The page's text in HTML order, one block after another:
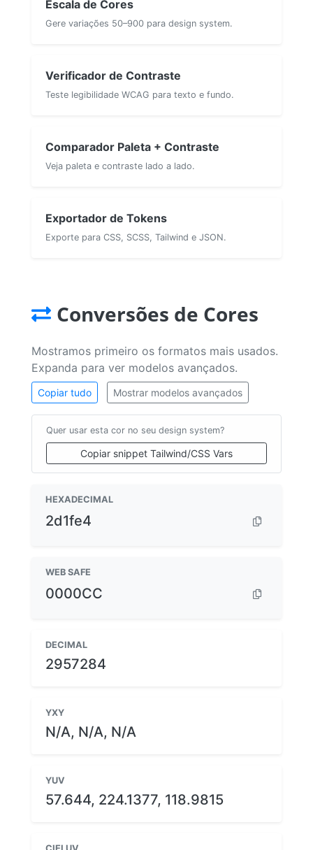
Escala de Cores
Gere variações 50–900 para design system.
Verificador de Contraste
Teste legibilidade WCAG para texto e fundo.
Comparador Paleta + Contraste
Veja paleta e contraste lado a lado.
Exportador de Tokens
Exporte para CSS, SCSS, Tailwind e JSON.
Conversões de Cores
Mostramos primeiro os formatos mais usados.
Expanda para ver modelos avançados.
Copiar tudo Mostrar modelos avançados
Quer usar esta cor no seu design system?
Copiar snippet Tailwind/CSS Vars
HEXADECIMAL
2d1fe4
WEB SAFE
0000CC
DECIMAL
2957284
YXY
N/A, N/A, N/A
YUV
57.644, 224.1377, 118.9815
CIELUV